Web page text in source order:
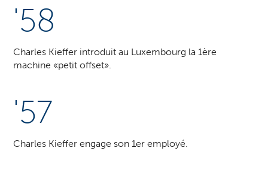
'58
Charles Kieffer introduit au Luxembourg la 1ère
machine «petit offset».
'57
Charles Kieffer engage son 1er employé.